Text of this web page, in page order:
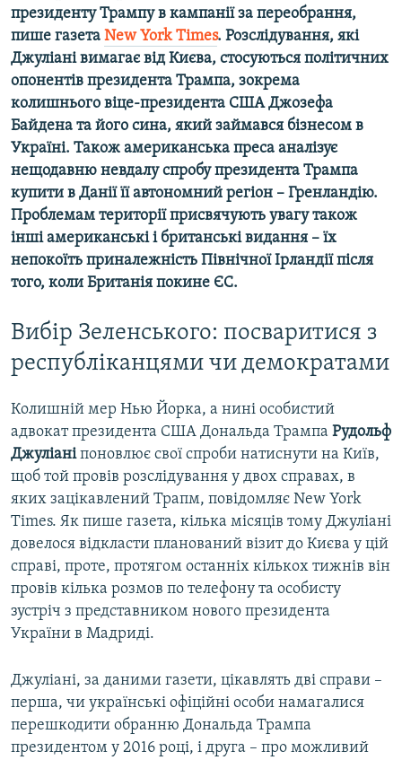
президенту Трампу в кампанії за переобрання,
пише газета New York Times. Розслідування, які
Джуліані вимагає від Києва, стосуються політичних
опонентів президента Трампа, зокрема
колишнього віце-президента США Джозефа
Байдена та його сина, який займався бізнесом в
Україні. Також американська преса аналізує
нещодавню невдалу спробу президента Трампа
купити в Данії її автономний регіон – Гренландію.
Проблемам території присвячують увагу також
інші американські і британські видання – їх
непокоїть приналежність Північної Ірландії після
того, коли Британія покине ЄС.
Вибір Зеленського: посваритися з
республіканцями чи демократами
Колишній мер Нью Йорка, а нині особистий
адвокат президента США Дональда Трампа Рудольф
Джуліаніпоновлює свої спроби натиснути на Київ,
щоб той провів розслідування у двох справах, в
яких зацікавлений Трапм, повідомляє New York
Times. Як пише газета, кілька місяців тому Джуліані
довелося відкласти планований візит до Києва у цій
справі, проте, протягом останніх кількох тижнів він
провів кілька розмов по телефону та особисту
зустріч з представником нового президента
України в Мадриді.
Джуліані, за даними газети, цікавлять дві справи –
перша, чи українські офіційні особи намагалися
перешкодити обранню Дональда Трампа
президентом у 2016 році, і друга – про можливий